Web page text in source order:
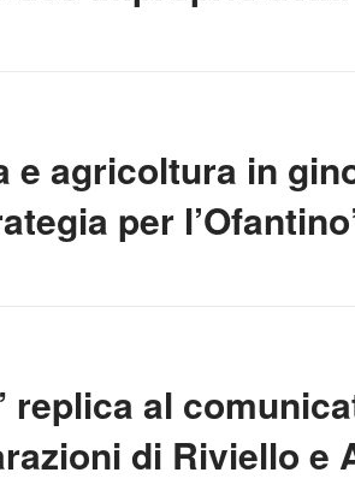
agricoltura in
per
al
di Riviello e